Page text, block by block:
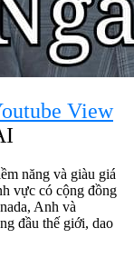
View
năng và giàu giá
vực có cộng đồng
Anh và
đầu thế giới, dao